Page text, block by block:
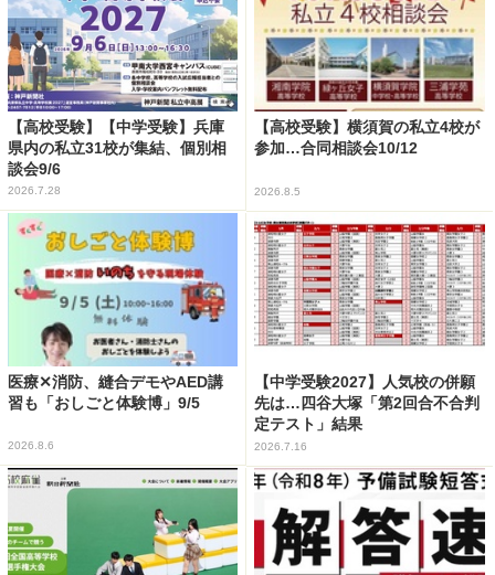
【高校受験】【中学受験】兵庫
県内の私立31校が集結、個別相
談会9/6
2026.7.28
【高校受験】横須賀の私立4校が
参加…合同相談会10/12
2026.8.5
医療✕消防、縫合デモやAED講
習も「おしごと体験博」9/5
2026.8.6
【中学受験2027】人気校の併願
先は…四谷大塚「第2回合不合判
定テスト」結果
2026.7.16